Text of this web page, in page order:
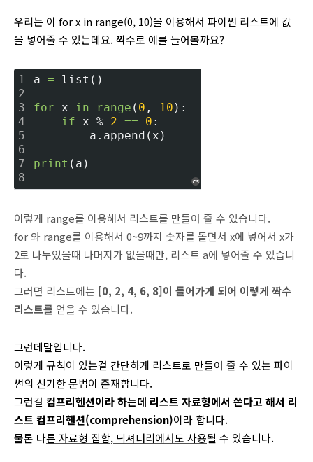
우리는 이 for x in range(0, 10)을 이용해서 파이썬 리스트에 값
을 넣어줄 수 있는데요. 짝수로 예를 들어볼까요?
1
2
3
4
5
6
7
8
a = list()
for x in range ( 0 , 10 ):
if x % 2 == 0 :
a.append(x)
print (a)
cs
이렇게 range를 이용해서 리스트를 만들어 줄 수 있습니다.
for 와 range를 이용해서 0~9까지 숫자를 돌면서 x에 넣어서 x가
2로 나누었을때 나머지가 없을때만, 리스트 a에 넣어줄 수 있습니
다.
그러면 리스트에는 [0, 2, 4, 6, 8]이 들어가게 되어 이렇게 짝수
리스트를 얻을 수 있습니다.
그런데말입니다.
이렇게 규칙이 있는걸 간단하게 리스트로 만들어 줄 수 있는 파이
썬의 신기한 문법이 존재합니다.
그런걸 컴프리헨션이라 하는데 리스트 자료형에서 쓴다고 해서 리
스트 컴프리헨션(comprehension)이라 합니다.
물론 다른 자료형 집합, 딕셔너리에서도 사용될 수 있습니다.